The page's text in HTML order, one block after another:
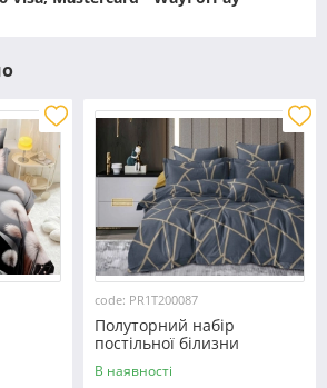
code: PR1T200087
Полуторний набір
постільної білизни
150*220 із полікотону
№200087 Черешенька™
В наявності